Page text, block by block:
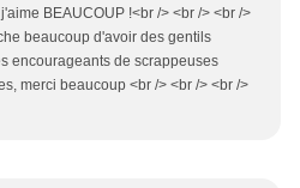
BEAUCOUP !<br /> <br /> <br />
beaucoup d'avoir des gentils
encourageants de scrappeuses
merci beaucoup <br /> <br /> <br />